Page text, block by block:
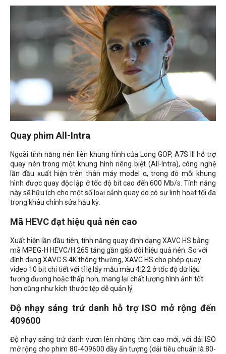
Quay phim All-Intra
Ngoài tính năng nén liên khung hình của Long GOP, A7S III hỗ trợ
quay nén trong một khung hình riêng biệt (All-Intra), công nghệ
lần đầu xuất hiện trên thân máy model α, trong đó mỗi khung
hình được quay độc lập ở tốc độ bit cao đến 600 Mb/s. Tính năng
này sẽ hữu ích cho một số loại cảnh quay do có sự linh hoạt tối đa
trong khâu chỉnh sửa hậu kỳ.
Mã HEVC đạt hiệu quả nén cao
Xuất hiện lần đầu tiên, tính năng quay định dạng XAVC HS bằng
mã MPEG-H HEVC/H.265 tăng gần gấp đôi hiệu quả nén. So với
định dạng XAVC S 4K thông thường, XAVC HS cho phép quay
video 10 bit chi tiết với tỉ lệ lấy mẫu màu 4:2:2 ở tốc độ dữ liệu
tương đương hoặc thấp hơn, mang lại chất lượng hình ảnh tốt
hơn cũng như kích thước tệp dễ quản lý.
Độ nhạy sáng trứ danh hỗ trợ ISO mở rộng đến
409600
Độ nhạy sáng trứ danh vươn lên những tầm cao mới, với dải ISO
mở rộng cho phim 80-409600 đầy ấn tượng (dải tiêu chuẩn là 80-